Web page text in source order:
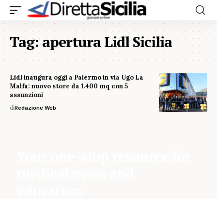
Tag:apertura Lidl Sicilia
Lidl inaugura oggi a Palermo in via Ugo La
Malfa: nuovo store da 1.400 mq con 5
assunzioni
diRedazione Web